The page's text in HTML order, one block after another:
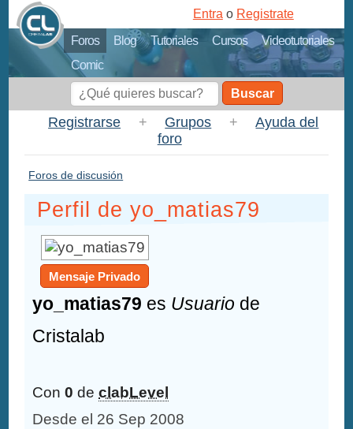
Foros Blog Tutoriales Cursos
Videotutoriales
Comic
Entra o Registrate
Buscar
Registrarse + Grupos +
Ayuda del
foro
Foros de discusión
Perfil de yo_matias79
Mensaje Privado
yo_matias79 es Usuario de
Cristalab
Con0 declabLevel
Desde el 26 Sep 2008